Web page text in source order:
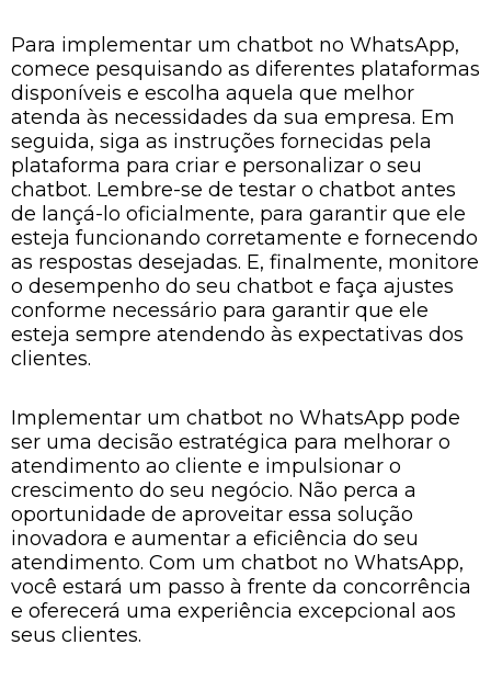
Para implementar um chatbot no WhatsApp,
comece pesquisando as diferentes plataformas
disponíveis e escolha aquela que melhor
atenda às necessidades da sua empresa. Em
seguida, siga as instruções fornecidas pela
plataforma para criar e personalizar o seu
chatbot. Lembre-se de testar o chatbot antes
de lançá-lo oficialmente, para garantir que ele
esteja funcionando corretamente e fornecendo
as respostas desejadas. E, finalmente, monitore
o desempenho do seu chatbot e faça ajustes
conforme necessário para garantir que ele
esteja sempre atendendo às expectativas dos
clientes.
Implementar um chatbot no WhatsApp pode
ser uma decisão estratégica para melhorar o
atendimento ao cliente e impulsionar o
crescimento do seu negócio. Não perca a
oportunidade de aproveitar essa solução
inovadora e aumentar a eficiência do seu
atendimento. Com um chatbot no WhatsApp,
você estará um passo à frente da concorrência
e oferecerá uma experiência excepcional aos
seus clientes.